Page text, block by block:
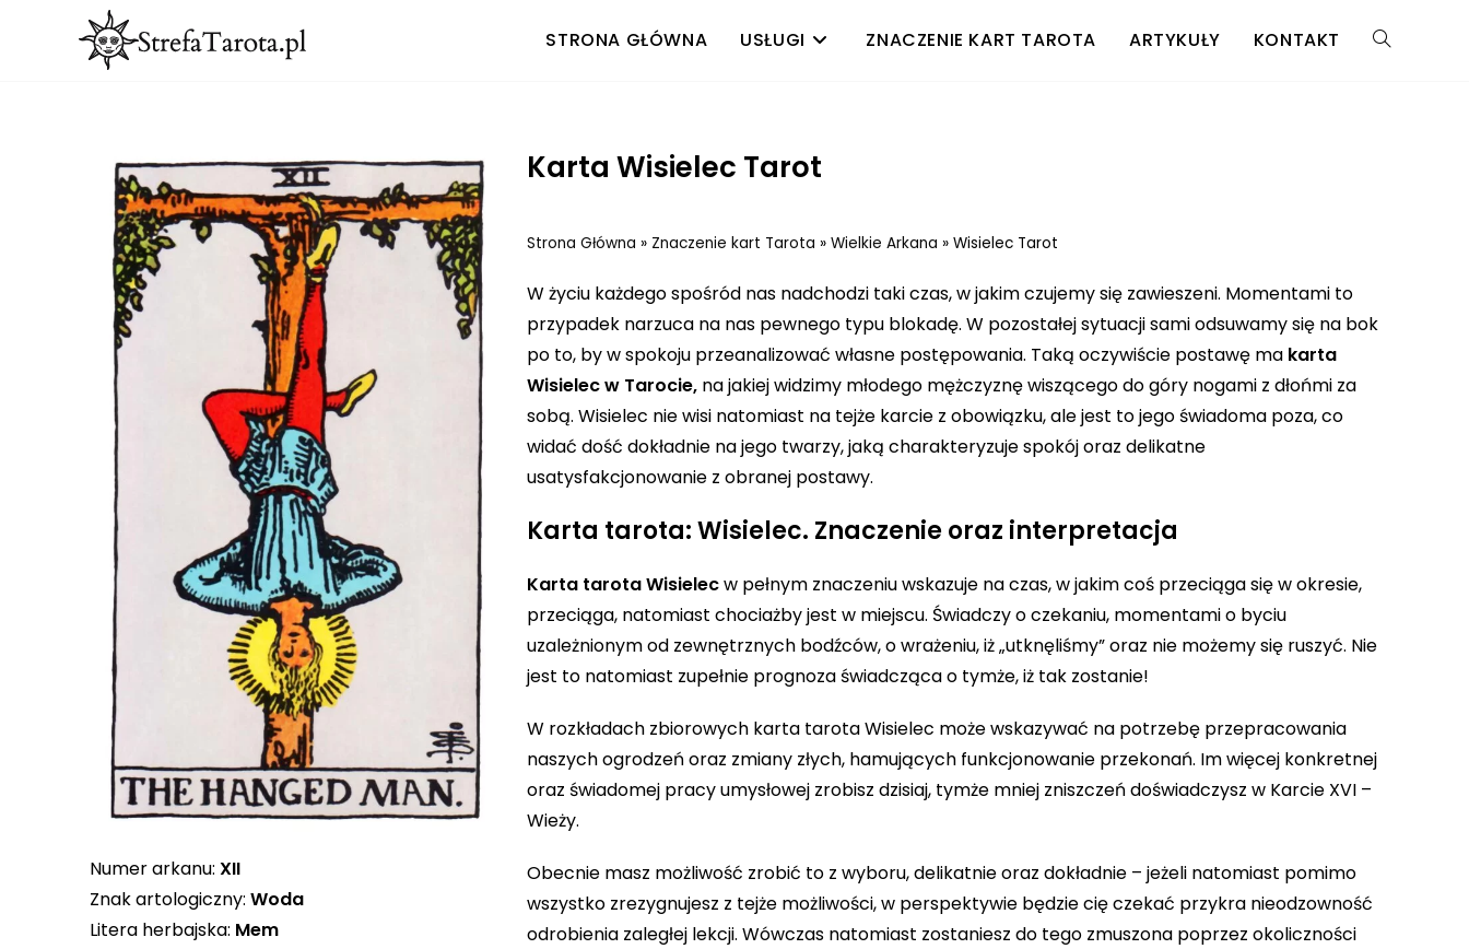
STRONA GŁÓWNA USŁUGI ZNACZENIE KART TAROTA ARTYKUŁY KONTAKT
Numer arkanu: XII
Znak artologiczny: Woda
Litera herbajska: Mem
Karta Wisielec Tarot
Strona Główna » Znaczenie kart Tarota » Wielkie Arkana » Wisielec Tarot
W życiu każdego spośród nas nadchodzi taki czas, w jakim czujemy się zawieszeni. Momentami to
przypadek narzuca na nas pewnego typu blokadę. W pozostałej sytuacji sami odsuwamy się na bok
po to, by w spokoju przeanalizować własne postępowania. Taką oczywiście postawę ma karta
Wisielec w Tarocie,na jakiej widzimy młodego mężczyznę wiszącego do góry nogami z dłońmi za
sobą. Wisielec nie wisi natomiast na tejże karcie z obowiązku, ale jest to jego świadoma poza, co
widać dość dokładnie na jego twarzy, jaką charakteryzuje spokój oraz delikatne
usatysfakcjonowanie z obranej postawy.
Karta tarota: Wisielec. Znaczenie oraz interpretacja
Karta tarota Wisielecw pełnym znaczeniu wskazuje na czas, w jakim coś przeciąga się w okresie,
przeciąga, natomiast chociażby jest w miejscu. Świadczy o czekaniu, momentami o byciu
uzależnionym od zewnętrznych bodźców, o wrażeniu, iż „utknęliśmy” oraz nie możemy się ruszyć. Nie
jest to natomiast zupełnie prognoza świadcząca o tymże, iż tak zostanie!
W rozkładach zbiorowych karta tarota Wisielec może wskazywać na potrzebę przepracowania
naszych ogrodzeń oraz zmiany złych, hamujących funkcjonowanie przekonań. Im więcej konkretnej
oraz świadomej pracy umysłowej zrobisz dzisiaj, tymże mniej zniszczeń doświadczysz w Karcie XVI –
Wieży.
Obecnie masz możliwość zrobić to z wyboru, delikatnie oraz dokładnie – jeżeli natomiast pomimo
wszystko zrezygnujesz z tejże możliwości, w perspektywie będzie cię czekać przykra nieodzowność
odrobienia zaległej lekcji. Wówczas natomiast zostaniesz do tego zmuszona poprzez okoliczności